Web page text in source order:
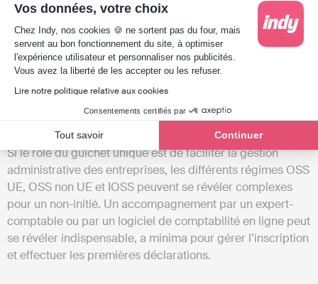
Vos données, votre choix
Plateforme de Gestion du Consentement :
Chez Indy, nos cookies 🍪 ne sortent pas du four, mais
servent au bon fonctionnement du site, à optimiser
l'expérience utilisateur et personnaliser nos publicités.
Vous avez la liberté de les accepter ou les refuser.
Lire notre politique relative aux cookies
Consentements certifiés par
Tout savoir Continuer
Axeptio consent
Enfin, lesystème d’application de la TVA
transparent. Le taux de TVA est celui du pays du
consommateur pour un achat sans surprise.
Les limites du guichet unique de TVA
Si le rôle du guichet unique est de faciliter la gestion
administrative des entreprises, les différents régimes OSS
UE, OSS non UE et IOSS peuvent se révéler complexes
pour un non-initié. Un accompagnement par un expert-
comptable ou par un logiciel de comptabilité en ligne peut
se révéler indispensable, a minima pour gérer l’inscription
et effectuer les premières déclarations.